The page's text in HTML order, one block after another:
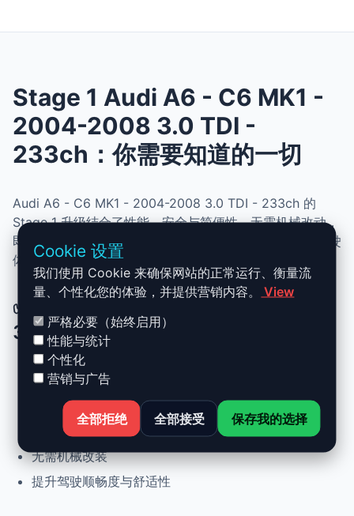
Stage 1 Audi A6 - C6 MK1 -
2004-2008 3.0 TDI -
233ch：你需要知道的一切
Audi A6 - C6 MK1 - 2004-2008 3.0 TDI - 233ch 的
Stage 1 升级结合了性能、安全与简便性。无需机械改动，
即可提升动力、扭矩并优化油耗。非常适合追求更灵敏驾驶
体验且希望保持原厂可靠性的车主。
✅ Audi A6 - C6 MK1 - 2004-2008
3.0 TDI - 233ch Stage 1 升级优势
动力提升高达 +30%，扭矩提升 +25%
正常驾驶下优化油耗
可随时恢复原厂设置
无需机械改装
提升驾驶顺畅度与舒适性
Cookie 设置
我们使用 Cookie 来确保网站的正常运行、衡量流
量、个性化您的体验，并提供营销内容。
View
严格必要（始终启用）
性能与统计
个性化
营销与广告
全部拒绝 全部接受 保存我的选择